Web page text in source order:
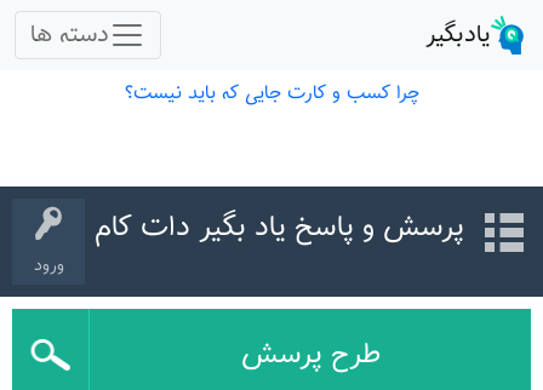
ورود
پرسش و پاسخ یاد بگیر دات کام
طرح پرسش